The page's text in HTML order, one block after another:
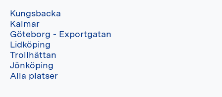
Kungsbacka
Kalmar
Göteborg - Exportgatan
Lidköping
Trollhättan
Jönköping
Alla platser